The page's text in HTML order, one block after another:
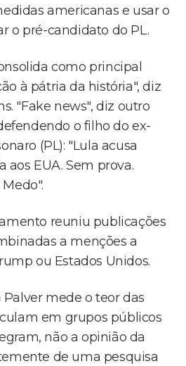
americanas e usar o
o pré-candidato do PL.
como principal
à pátria da história", diz
"Fake news", diz outro
o filho do ex-
(PL): "Lula acusa
aos EUA. Sem prova.
reuniu publicações
a menções a
ou Estados Unidos.
mede o teor das
em grupos públicos
não a opinião da
de uma pesquisa